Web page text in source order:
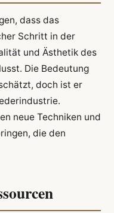
dass das
Schritt in der
und Ästhetik des
Die Bedeutung
doch ist er
neue Techniken und
die den